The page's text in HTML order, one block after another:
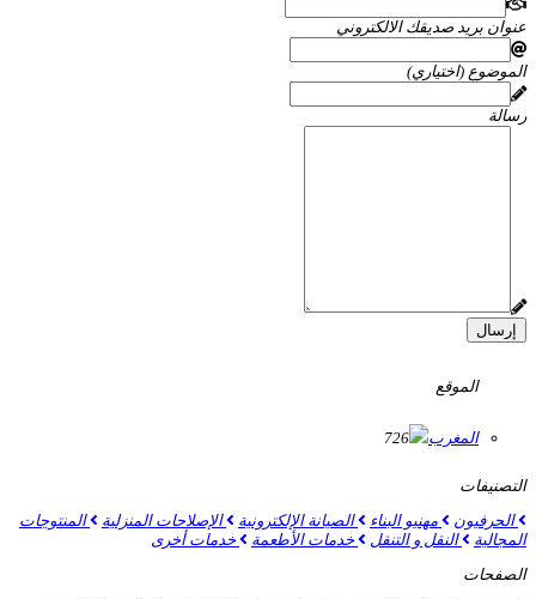
عنوان بريد صديقك الالكتروني
الموضوع (اختياري)
رسالة
إرسال
الموقع
المغرب 726
التصنيفات
الحرفيون
مهنيو البناء الصيانة الإلكترونية الإصلاحات المنزلية
المنتوجات
المجالية
النقل و التنقل خدمات الأطعمة
خدمات أخرى
الصفحات